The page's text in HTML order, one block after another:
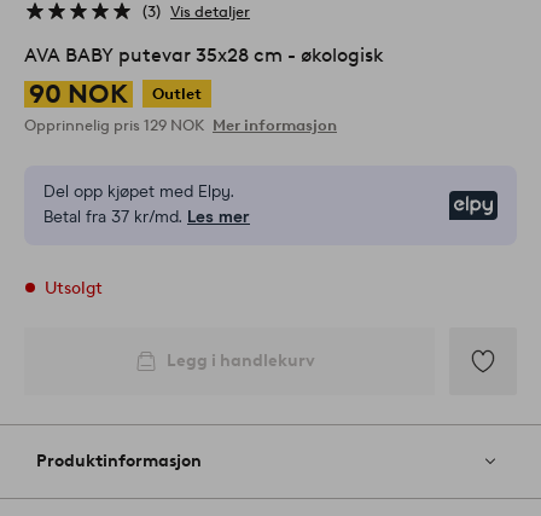
3 Vis detaljer
AVA BABY putevar 35x28 cm - økologisk
90 NOK
Outlet
Opprinnelig pris 129 NOK Mer informasjon
Del opp kjøpet med Elpy.
Betal fra 37 kr/md. Les mer
Utsolgt
Legg i handlekurv
til
Produktinformasjon